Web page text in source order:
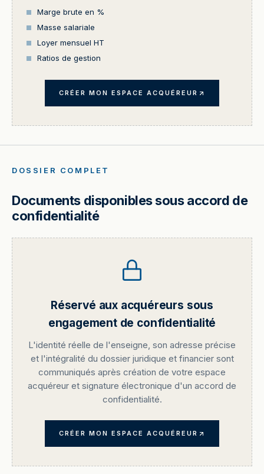
Marge brute en %
Masse salariale
Loyer mensuel HT
Ratios de gestion
CRÉER MON ESPACE ACQUÉREUR
DOSSIER COMPLET
Documents disponibles sous accord de
confidentialité
Réservé aux acquéreurs sous
engagement de confidentialité
L'identité réelle de l'enseigne, son adresse précise
et l'intégralité du dossier juridique et financier sont
communiqués après création de votre espace
acquéreur et signature électronique d'un accord de
confidentialité.
CRÉER MON ESPACE ACQUÉREUR